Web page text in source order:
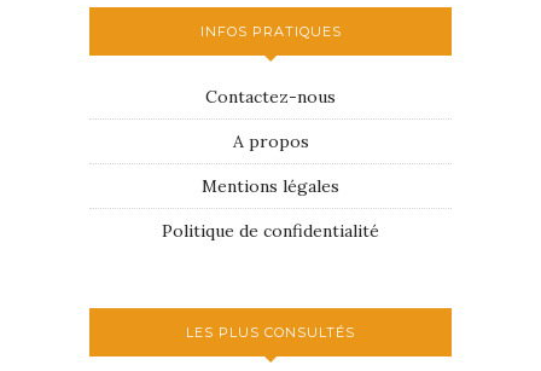
INFOS PRATIQUES
Contactez-nous
A propos
Mentions légales
Politique de confidentialité
LES PLUS CONSULTÉS